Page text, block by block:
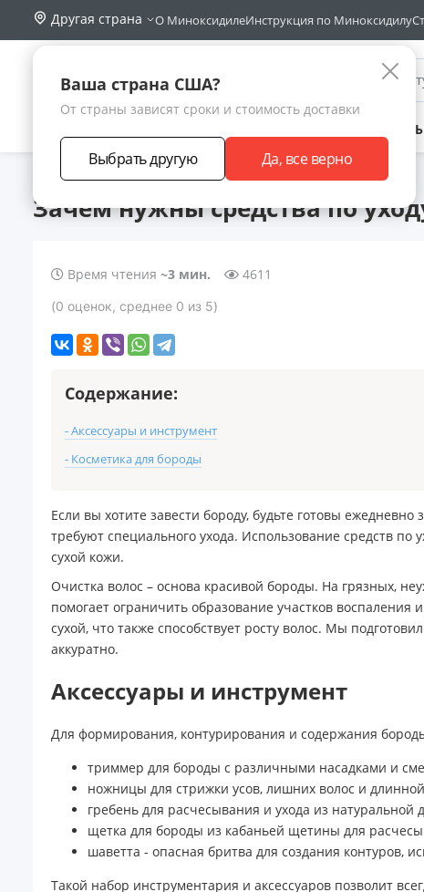
Другая страна
Ваша страна США?
От страны зависят сроки и стоимость доставки
Выбрать другую Да, все верно
О МиноксидилеИнструкция по Миноксидилу
Поиск по
Главная Зачем нужны средства по уходу за бородой
Зачем нужны средства по
Время чтения ~3 мин. 4611
(0 оценок, среднее 0 из 5)
Содержание:
- Аксессуары и инструмент
- Косметика для бороды
Если вы хотите завести бороду, будьте готовы
требуют специального ухода. Использование средств
сухой кожи.
Очистка волос – основа красивой бороды. На грязных,
помогает ограничить образование участков
сухой, что также способствует росту волос. Мы
аккуратно.
Аксессуары и инструмент
Для формирования, контурирования и содержания
триммер для бороды с различными насадками и
ножницы для стрижки усов, лишних волос и
гребень для расчесывания и ухода из натуральной
щетка для бороды из кабаньей щетины для
шаветта - опасная бритва для создания контуров,
Такой набор инструментария и аксессуаров позволит